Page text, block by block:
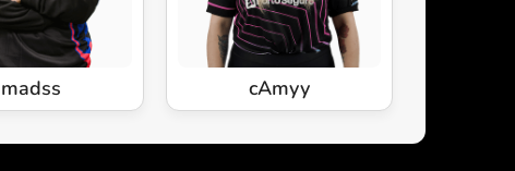
madss cAmyy